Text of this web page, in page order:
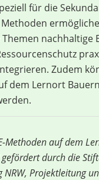
für die
nachhaltige
Zudem
dem Lernort
Methoden auf dem
durch die
NRW, Projektleitung